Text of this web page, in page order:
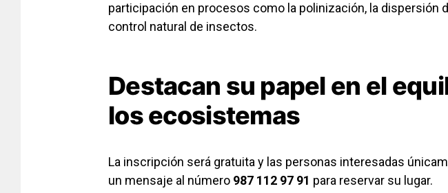
participación en procesos como la polinización, la dispersión
control natural de insectos.
Destacan su papel en el
los ecosistemas
La inscripción será gratuita y las personas interesadas
un mensaje al número 987 112 97 91 para reservar su lugar.